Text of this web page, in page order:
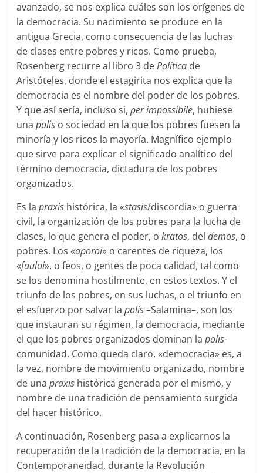
avanzado, se nos explica cuáles son los orígenes de
la democracia. Su nacimiento se produce en la
antigua Grecia, como consecuencia de las luchas
de clases entre pobres y ricos. Como prueba,
Rosenberg recurre al libro 3 dePolítica de
Aristóteles, donde el estagirita nos explica que la
democracia es el nombre del poder de los pobres.
Y que así sería, incluso si,per impossibile, hubiese
unapolis o sociedad en la que los pobres fuesen la
minoría y los ricos la mayoría. Magnífico ejemplo
que sirve para explicar el significado analítico del
término democracia, dictadura de los pobres
organizados.
Es lapraxis histórica, la «stasis/discordia» o guerra
civil, la organización de los pobres para la lucha de
clases, lo que genera el poder, okratos, deldemos, o
pobres. Los «aporoi» o carentes de riqueza, los
«fauloi», o feos, o gentes de poca calidad, tal como
se los denomina hostilmente, en estos textos. Y el
triunfo de los pobres, en sus luchas, o el triunfo en
el esfuerzo por salvar lapolis–Salamina–, son los
que instauran su régimen, la democracia, mediante
el que los pobres organizados dominan lapolis-
comunidad. Como queda claro, «democracia» es, a
la vez, nombre de movimiento organizado, nombre
de unapraxis histórica generada por el mismo, y
nombre de una tradición de pensamiento surgida
del hacer histórico.
A continuación, Rosenberg pasa a explicarnos la
recuperación de la tradición de la democracia, en la
Contemporaneidad, durante la Revolución